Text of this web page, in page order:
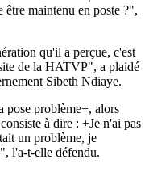
maintenu en poste ?",
qu'il a perçue, c'est
de la HATVP", a plaidé
Sibeth Ndiaye.
pose problème+, alors
à dire : +Je n'ai pas
un problème, je
l'a-t-elle défendu.